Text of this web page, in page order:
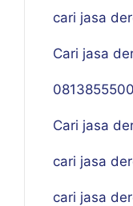
cari jasa
Cari jasa
Cari jasa
cari jasa
cari jasa